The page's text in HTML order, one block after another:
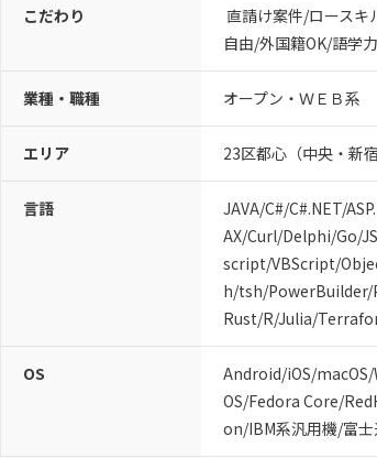
こだわり 直請け案件/ロースキ
自由/外国籍OK/語学
業種・職種 オープン・ＷＥＢ系
エリア 23区都心（中央・新
言語 JAVA/C#/C#.NET/
AX/Curl/Delphi/Go/
script/VBScript/
h/tsh/PowerBuilder/
Rust/R/Julia/
OS Android/iOS/macOS/
OS/Fedora Core/
on/IBM系汎用機/富